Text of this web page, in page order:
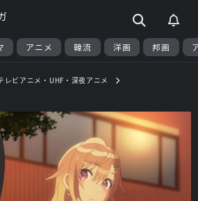
アニメ 韓流 洋画 邦画
レビアニメ・UHF・深夜アニメ